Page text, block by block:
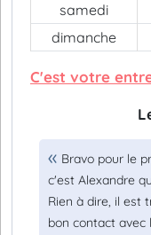
samedi
dimanche
C'est votre
Bravo pour le
c'est Alexandre
Rien à dire, il est
bon contact avec